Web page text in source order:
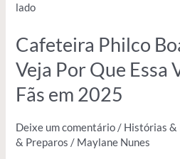
Cafeteira Philco
Veja Por Que Essa
Fãs em 2025
Deixe um comentário / Histórias &
& Preparos / Maylane Nunes
Boa
Barata?
Por
Que
Vem
Ganhando